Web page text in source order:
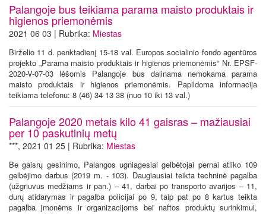
Palangoje bus teikiama parama maisto produktais ir
higienos priemonėmis
2021 06 03 | Rubrika: Miestas
Birželio 11 d. penktadienį 15-18 val. Europos socialinio fondo agentūros
projekto „Parama maisto produktais ir higienos priemonėmis“ Nr. EPSF-
2020-V-07-03 lėšomis Palangoje bus dalinama nemokama parama
maisto produktais ir higienos priemonėmis. Papildoma informacija
teikiama telefonu: 8 (46) 34 13 38 (nuo 10 iki 13 val.)
Palangoje 2020 metais kilo 41 gaisras – mažiausiai
per 10 paskutinių metų
***, 2021 01 25 | Rubrika: Miestas
Be gaisrų gesinimo, Palangos ugniagesiai gelbėtojai pernai atliko 109
gelbėjimo darbus (2019 m. - 103). Daugiausiai teikta techninė pagalba
(užgriuvus medžiams ir pan.) – 41, darbai po transporto avarijos – 11,
durų atidarymas ir pagalba policijai po 9, taip pat po 8 kartus teikta
pagalba įmonėms ir organizacijoms bei naftos produktų surinkimui,